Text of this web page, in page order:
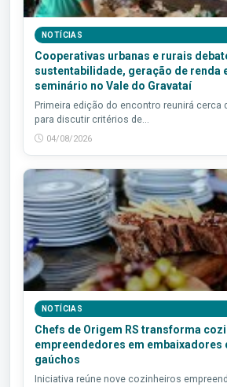
NOTÍCIAS
Cooperativas urbanas e rurais
sustentabilidade, geração de renda
seminário no Vale do Gravataí
Primeira edição do encontro reunirá cerca
para discutir critérios de...
04/08/2026
NOTÍCIAS
Chefs de Origem RS transforma
empreendedores em embaixadores
gaúchos
Iniciativa reúne nove cozinheiros